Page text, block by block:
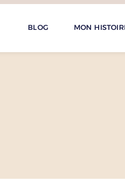
BLOG MON